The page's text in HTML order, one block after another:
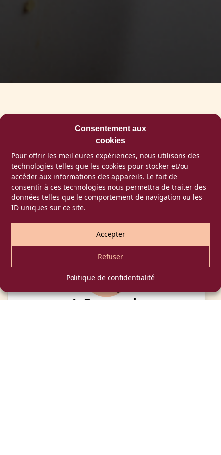
Consentement aux
cookies
Pour offrir les meilleures expériences, nous utilisons des
technologies telles que les cookies pour stocker et/ou
accéder aux informations des appareils. Le fait de
consentir à ces technologies nous permettra de traiter des
données telles que le comportement de navigation ou les
ID uniques sur ce site.
Accepter
Refuser
Politique de confidentialité
Comment
commander ?
Découvrez les moyens mis en place pour
commander chez nous